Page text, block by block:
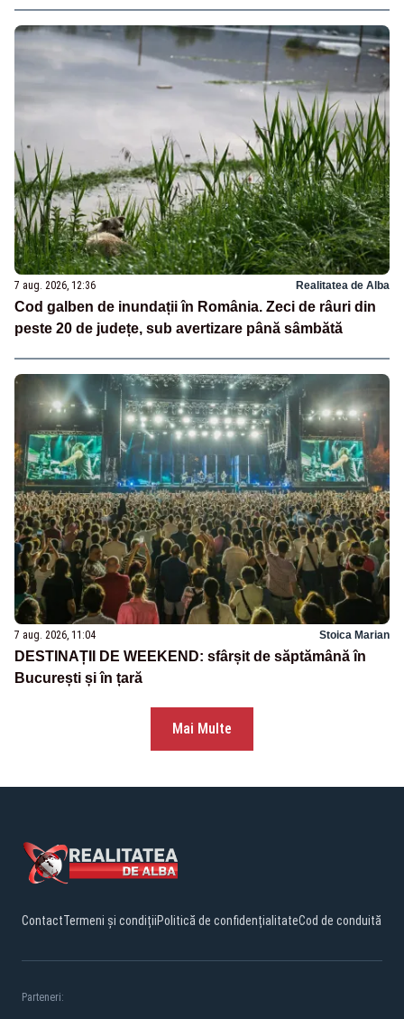
7 aug. 2026, 12:36 Realitatea de Alba
Cod galben de inundații în România. Zeci de râuri din
peste 20 de județe, sub avertizare până sâmbătă
7 aug. 2026, 11:04 Stoica Marian
DESTINAȚII DE WEEKEND: sfârșit de săptămână în
București și în țară
Mai Multe
ContactTermeni și condițiiPolitică de confidențialitateCod de conduită
Parteneri: